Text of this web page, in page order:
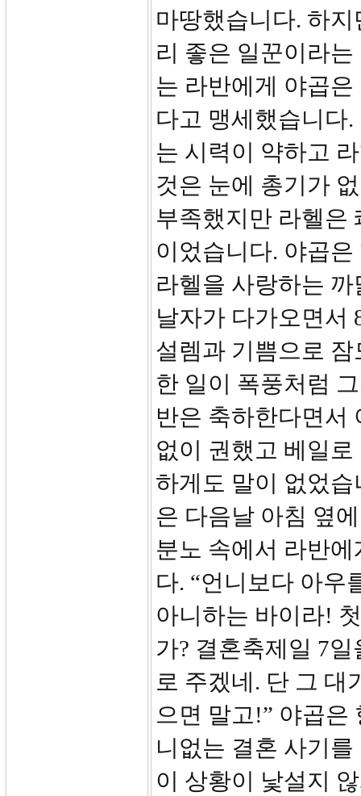
마땅했습니다. 하
리 좋은 일꾼이라
는 라반에게 야곱
다고 맹세했습니다
는 시력이 약하고
것은 눈에 총기가
부족했지만 라헬은
이었습니다. 야곱
라헬을 사랑하는
날자가 다가오면서
설렘과 기쁨으로
한 일이 폭풍처럼
반은 축하한다면서
없이 권했고 베일
하게도 말이 없었
은 다음날 아침 옆
분노 속에서 라반
다. “언니보다 아우
아니하는 바이라!
가? 결혼축제일 7
로 주겠네. 단 그 대
으면 말고!” 야곱은
니없는 결혼 사기
이 상황이 낯설지